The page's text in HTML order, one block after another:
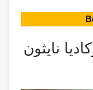
نايثون